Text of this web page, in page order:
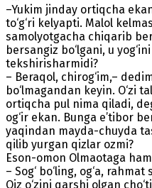
–Yukim jinday ortiqcha
to‘g‘ri kelyapti. Malol
samolyotgacha chiqarib
bersangiz bo‘lgani, u
tekshirisharmidi?
– Beraqol, chirog‘im,–
bo‘lmagandan keyin. O‘zi
ortiqcha pul nima qiladi,
og‘ir ekan. Bunga e’tibor
yaqindan mayda-chuyda
qilib yurgan qizlar ozmi?
Eson-omon Olmaotaga
– Sog‘ bo‘ling, og‘a,
Qiz o‘zini qarshi olgan